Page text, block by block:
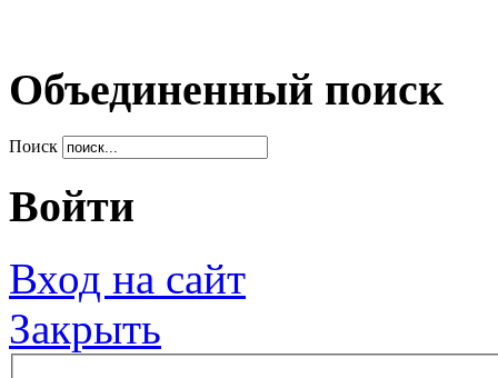
Объединенный поиск
Поиск
Войти
Вход на сайт
Закрыть